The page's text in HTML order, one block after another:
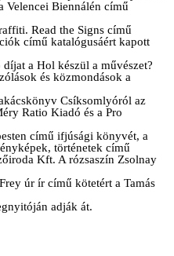
Velencei Biennálén című
Read the Signs című
című katalógusáért kapott
a Hol készül a művészet?
és közmondások a
Csíksomlyóról az
Ratio Kiadó és a Pro
című ifjúsági könyvét, a
történetek című
Kft. A rózsaszín Zsolnay
úr ír című kötetért a Tamás
adják át.